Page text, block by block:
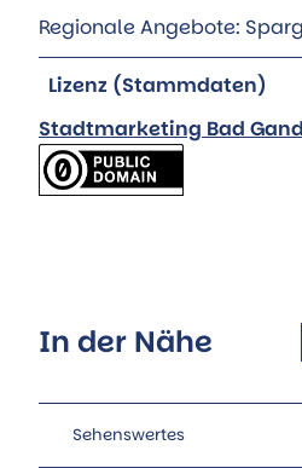
Regionale Angebote:
Lizenz (Stammdaten)
Stadtmarketing Bad
In der Nähe
Sehenswertes